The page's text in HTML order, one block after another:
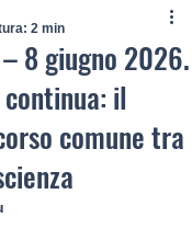
8 giugno 2026.
il
comune tra
2 min
su 5.